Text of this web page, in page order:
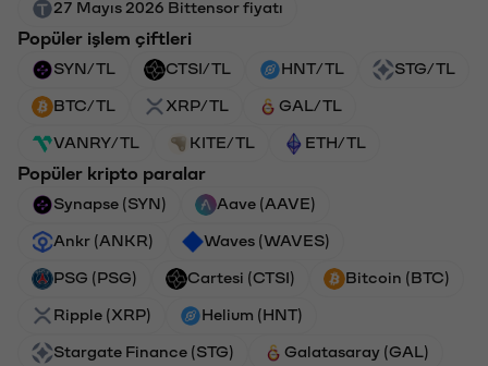
27 Mayıs 2026 Bittensor fiyatı
Popüler işlem çiftleri
SYN/TL CTSI/TL HNT/TL STG/TL
BTC/TL XRP/TL GAL/TL
VANRY/TL KITE/TL ETH/TL
Popüler kripto paralar
Synapse (SYN) Aave (AAVE)
Ankr (ANKR) Waves (WAVES)
PSG (PSG) Cartesi (CTSI) Bitcoin (BTC)
Ripple (XRP) Helium (HNT)
Stargate Finance (STG) Galatasaray (GAL)